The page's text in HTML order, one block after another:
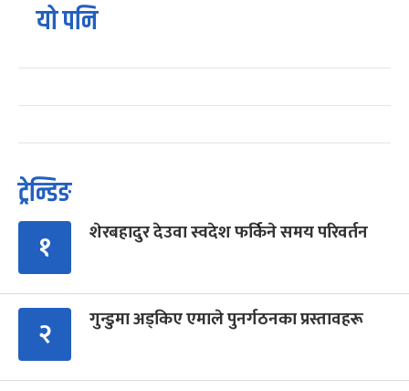
यो पनि
ट्रेन्डिङ
१ शेरबहादुर देउवा स्वदेश फर्किने समय परिवर्तन
२ गुन्डुमा अड्किए एमाले पुनर्गठनका प्रस्तावहरू